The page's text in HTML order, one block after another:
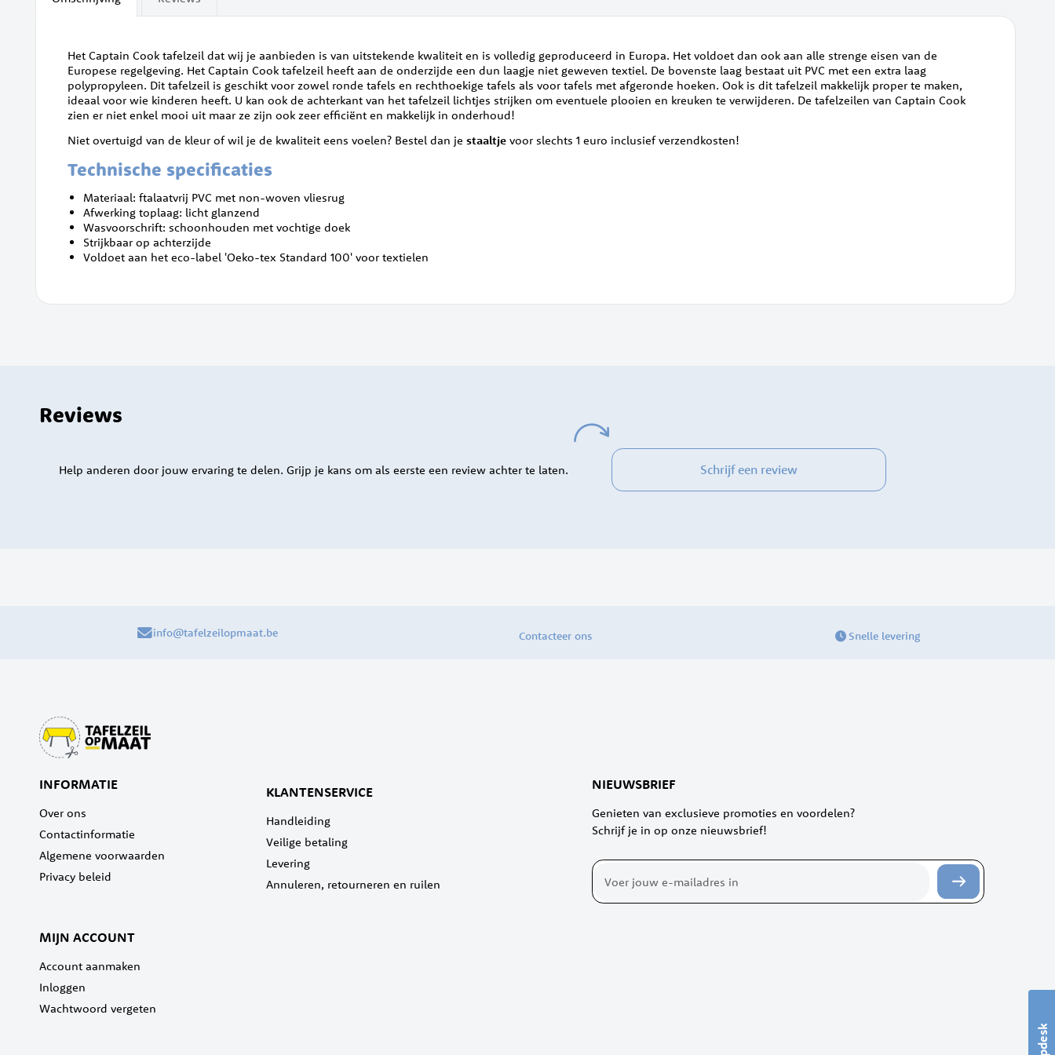
van
gallerijHet Captain Cook tafelzeil dat wij je aanbieden is van uitstekende kwaliteit en is volledig geproduceerd in Europa. Het voldoet dan ook aan alle strenge eisen van de
Europese regelgeving. Het Captain Cook tafelzeil heeft aan de onderzijde een dun laagje niet geweven textiel. De bovenste laag bestaat uit PVC met een extra laag
polypropyleen. Dit tafelzeil is geschikt voor zowel ronde tafels en rechthoekige tafels als voor tafels met afgeronde hoeken. Ook is dit tafelzeil makkelijk proper te maken,
ideaal voor wie kinderen heeft. U kan ook de achterkant van het tafelzeil lichtjes strijken om eventuele plooien en kreuken te verwijderen. De tafelzeilen van Captain Cook
zien er niet enkel mooi uit maar ze zijn ook zeer efficiënt en makkelijk in onderhoud!
Niet overtuigd van de kleur of wil je de kwaliteit eens voelen? Bestel dan je staaltje voor slechts 1 euro inclusief verzendkosten!
Technische specificaties
Materiaal: ftalaatvrij PVC met non-woven vliesrug
Afwerking toplaag: licht glanzend
Wasvoorschrift: schoonhouden met vochtige doek
Strijkbaar op achterzijde
Voldoet aan het eco-label 'Oeko-tex Standard 100' voor textielen
Reviews
Schrijf een review
Help anderen door jouw ervaring te delen. Grijp je kans om als eerste een review achter te laten.
info@tafelzeilopmaat.be Contacteer ons Snelle levering
NIEUWSBRIEF
Genieten van exclusieve promoties en voordelen?
Schrijf je in op onze nieuwsbrief!
Abonneer
op
INFORMATIE
Over ons
Contactinformatie
Algemene voorwaarden
Privacy beleid
KLANTENSERVICE
Handleiding
Veilige betaling
Levering
Annuleren, retourneren en ruilen
MIJN ACCOUNT
Account aanmaken
Inloggen
Wachtwoord vergeten